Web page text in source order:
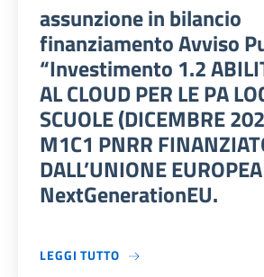
assunzione in bilancio
finanziamento Avviso
“Investimento 1.2
AL CLOUD PER LE PA
SCUOLE (DICEMBRE
M1C1 PNRR
DALL’UNIONE
NextGenerationEU.
LEGGI TUTTOA PROPOSITO DI